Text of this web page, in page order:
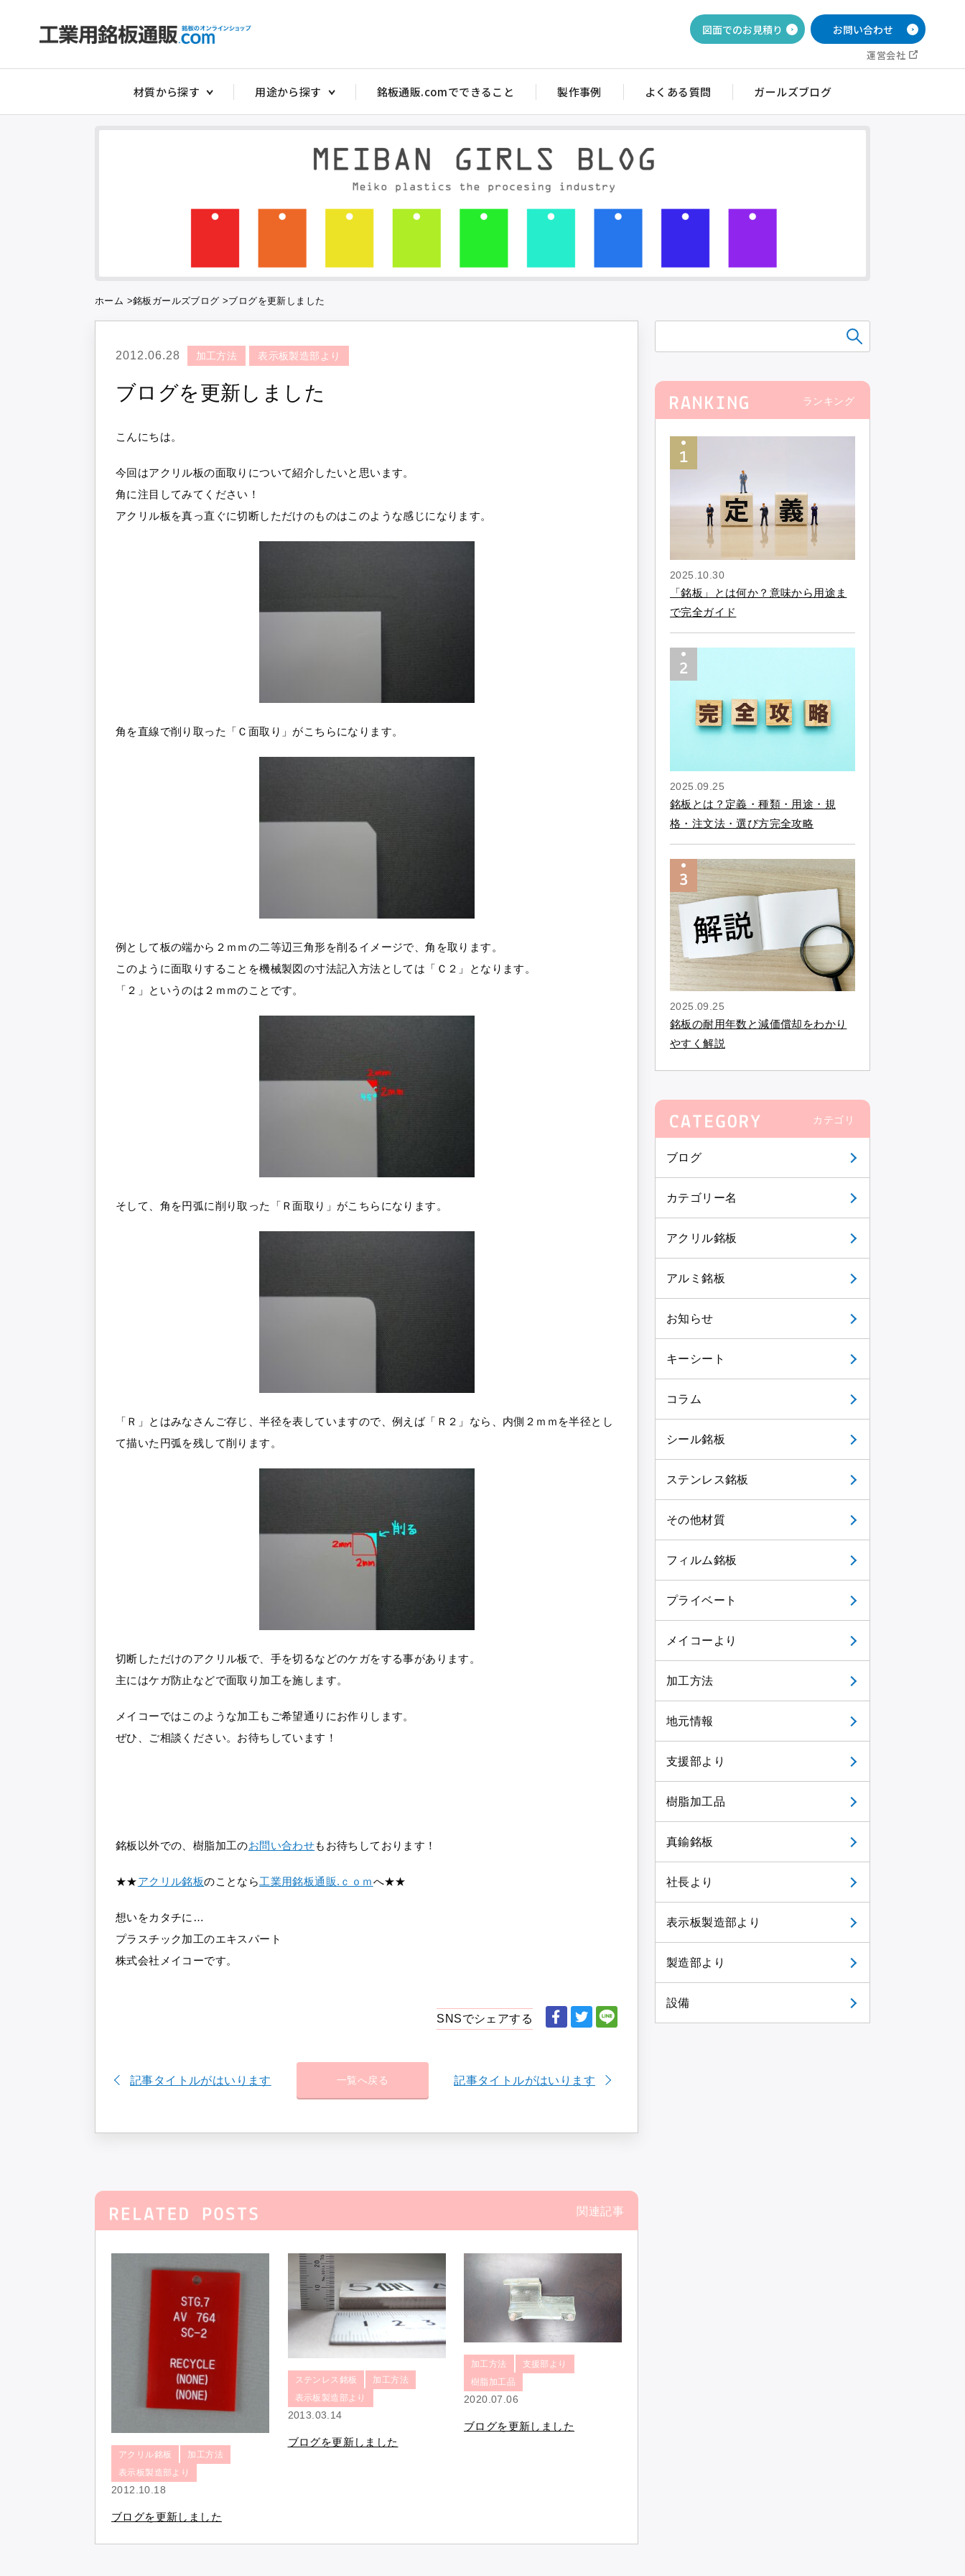
図面でのお見積り お問い合わせ
運営会社
材質から探す
非常停止銘板
アクリルスイッチ銘板
アクリルダルマ銘板 PW型
アクリル注意銘板
アクリル部品目盛彫刻
アクリルダルマ（メガネ）銘板 PW型
アクリル注意銘板
アクリルスイッチ銘板
アクリルバルブ銘板
用途から探す 銘板通販.comでできること 製作事例 よくある質問 ガールズブログ
ランキング
2025.10.30
「銘板」とは何か？意味から用途ま
で完全ガイド
2025.09.25
銘板とは？定義・種類・用途・規
格・注文法・選び方完全攻略
2025.09.25
銘板の耐用年数と減価償却をわかり
やすく解説
カテゴリ
ブログ
カテゴリー名
アクリル銘板
アルミ銘板
お知らせ
キーシート
コラム
シール銘板
ステンレス銘板
その他材質
フィルム銘板
プライベート
メイコーより
加工方法
地元情報
支援部より
樹脂加工品
真鍮銘板
社長より
表示板製造部より
製造部より
設備
ホーム >銘板ガールズブログ >ブログを更新しました
2012.06.28 加工方法 表示板製造部より
ブログを更新しました
こんにちは。
今回はアクリル板の面取りについて紹介したいと思います。
角に注目してみてください！
アクリル板を真っ直ぐに切断しただけのものはこのような感じになります。
角を直線で削り取った「Ｃ面取り」がこちらになります。
例として板の端から２ｍｍの二等辺三角形を削るイメージで、角を取ります。
このように面取りすることを機械製図の寸法記入方法としては「Ｃ２」となります。
「２」というのは２ｍｍのことです。
そして、角を円弧に削り取った「Ｒ面取り」がこちらになります。
「Ｒ」とはみなさんご存じ、半径を表していますので、例えば「Ｒ２」なら、内側２ｍｍを半径とし
て描いた円弧を残して削ります。
切断しただけのアクリル板で、手を切るなどのケガをする事があります。
主にはケガ防止などで面取り加工を施します。
メイコーではこのような加工もご希望通りにお作りします。
ぜひ、ご相談ください。お待ちしています！
銘板以外での、樹脂加工のお問い合わせもお待ちしております！
★★アクリル銘板のことなら工業用銘板通販.ｃｏｍへ★★
想いをカタチに…
プラスチック加工のエキスパート
株式会社メイコーです。
SNSでシェアする
記事タイトルがはいります 一覧へ戻る 記事タイトルがはいります
関連記事
アクリル銘板
加工方法
表示板製造部より
2012.10.18
ブログを更新しました
ステンレス銘板
加工方法
表示板製造部より
2013.03.14
ブログを更新しました
加工方法
支援部より
樹脂加工品
2020.07.06
ブログを更新しました